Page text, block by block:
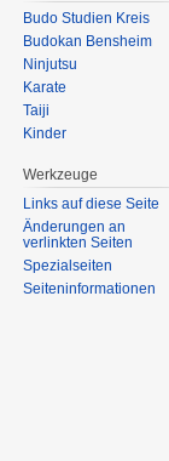
Budo Studien Kreis
Budokan Bensheim
Ninjutsu
Karate
Taiji
Kinder
Werkzeuge
Links auf diese Seite
Änderungen an
verlinkten Seiten
Spezialseiten
Seiten­informationen